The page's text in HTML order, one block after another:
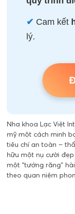
✔ Cam kết
lý.
Nha khoa Lạc Việt
mỹ một cách minh
tiêu chí an toàn –
hữu một nụ cười
một “tướng răng”
theo quan niệm